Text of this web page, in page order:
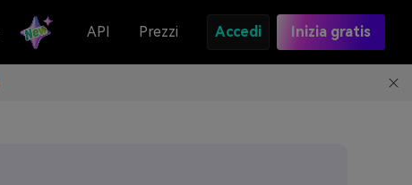
API Prezzi Accedi Inizia gratis